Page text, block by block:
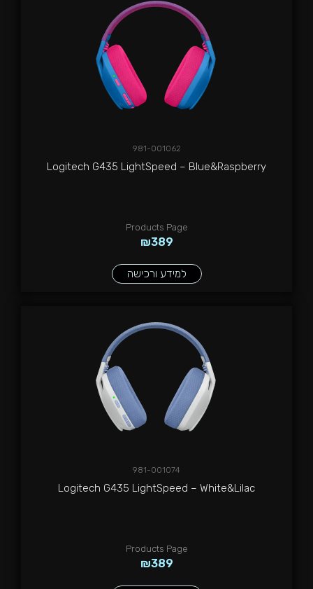
981-001062
Logitech G435 LightSpeed – Blue&Raspberry
₪389
Products Page
למידע ורכישה
981-001074
Logitech G435 LightSpeed – White&Lilac
₪389
Products Page